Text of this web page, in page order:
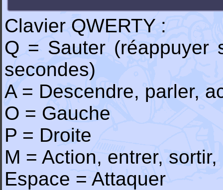
Clavier QWERTY :
Q = Sauter (réappuyer
secondes)
A = Descendre, parler,
O = Gauche
P = Droite
M = Action, entrer,
Espace = Attaquer